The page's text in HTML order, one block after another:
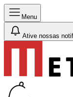
Menu
Ative nossas